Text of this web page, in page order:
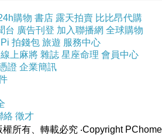
購物 書店 露天拍賣 比比昂代購
台 廣告刊登 加入聯播網 全球購物
Pi 拍錢包 旅遊 服務中心
線上麻將 雜誌 星座命理 會員中心
證 企業簡訊
絡 徵才
權所有、轉載必究 ‧Copyright PChome